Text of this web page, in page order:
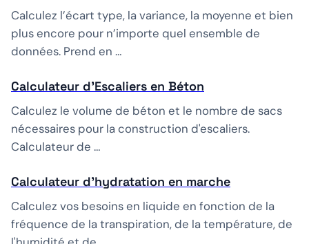
Calculez l’écart type, la variance, la moyenne et bien
plus encore pour n’importe quel ensemble de
données. Prend en …
Calculateur d'Escaliers en Béton
Calculez le volume de béton et le nombre de sacs
nécessaires pour la construction d'escaliers.
Calculateur de …
Calculateur d'hydratation en marche
Calculez vos besoins en liquide en fonction de la
fréquence de la transpiration, de la température, de